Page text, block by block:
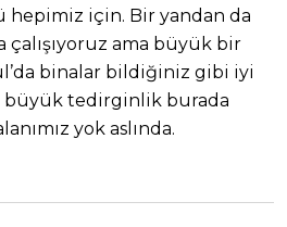
için. Bir yandan da
çalışıyoruz ama büyük bir
binalar bildiğiniz gibi iyi
tedirginlik burada
yok aslında.